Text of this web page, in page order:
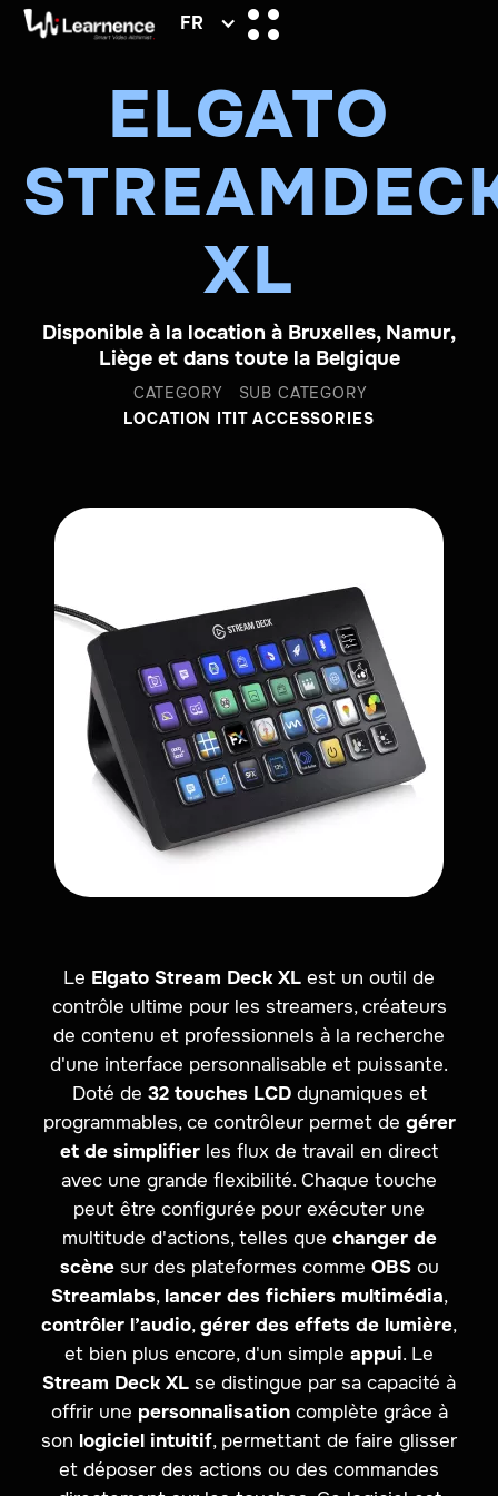
FR
ELGATO
XL
Disponible à la location à Bruxelles, Namur,
Liège et dans toute la Belgique
CATEGORY
LOCATION IT
SUB CATEGORY
IT ACCESSORIES
Le Elgato Stream Deck XL est un outil de
contrôle ultime pour les streamers, créateurs
de contenu et professionnels à la recherche
d'une interface personnalisable et puissante.
Doté de 32 touches LCDdynamiques et
programmables, ce contrôleur permet de gérer
et de simplifier les flux de travail en direct
avec une grande flexibilité. Chaque touche
peut être configurée pour exécuter une
multitude d'actions, telles que changer de
scènesur des plateformes comme OBSou
Streamlabs, lancer des fichiers multimédia,
contrôler l’audio,gérer des effets de lumière,
et bien plus encore, d'un simple appui. Le
Stream Deck XL se distingue par sa capacité à
offrir une personnalisationcomplète grâce à
son logiciel intuitif, permettant de faire glisser
et déposer des actions ou des commandes